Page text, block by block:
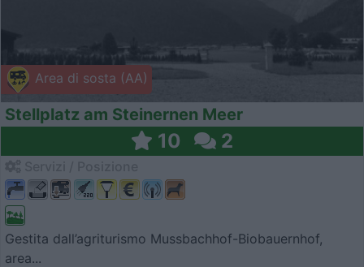
Area di sosta (AA)
Stellplatz am Steinernen Meer
10 2
Gestita dall’agriturismo Mussbachhof-Biobauernhof,
area...